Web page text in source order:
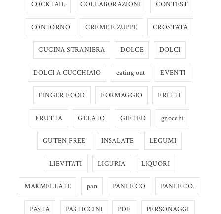
COCKTAIL COLLABORAZIONI CONTEST
CONTORNO CREME E ZUPPE CROSTATA
CUCINA STRANIERA DOLCE DOLCI
DOLCI A CUCCHIAIO eating out EVENTI
FINGER FOOD FORMAGGIO FRITTI
FRUTTA GELATO GIFTED gnocchi
GUTEN FREE INSALATE LEGUMI
LIEVITATI LIGURIA LIQUORI
MARMELLATE pan PANI E CO PANI E CO.
PASTA PASTICCINI PDF PERSONAGGI